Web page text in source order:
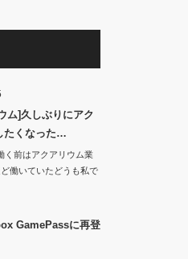
ム]久しぶりにアク
たくなった…
く前はアクアリウム業
働いていたどうも私で
GamePassに再登